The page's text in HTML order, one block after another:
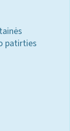
patirties